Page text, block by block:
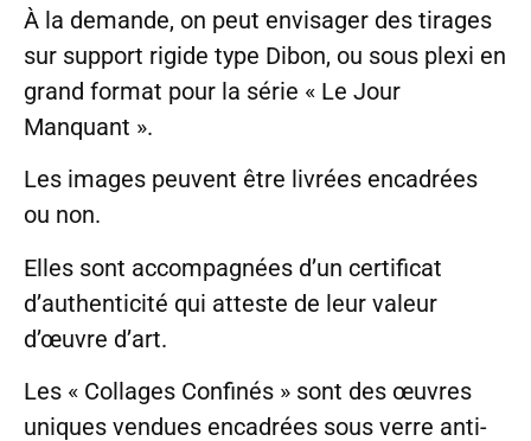
À la demande, on peut envisager des tirages
sur support rigide type Dibon, ou sous plexi en
grand format pour la série « Le Jour
Manquant ».
Les images peuvent être livrées encadrées
ou non.
Elles sont accompagnées d’un certificat
d’authenticité qui atteste de leur valeur
d’œuvre d’art.
Les « Collages Confinés » sont des œuvres
uniques vendues encadrées sous verre anti-